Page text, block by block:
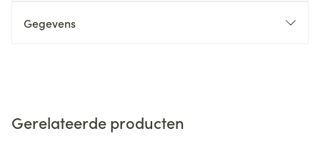
Gegevens
Gerelateerde producten